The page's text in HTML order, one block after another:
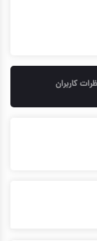
کاربران